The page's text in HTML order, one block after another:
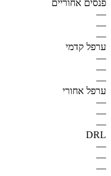
פנסים אחוריים
—
—
—
ערפל קדמי
—
—
—
ערפל אחורי
—
—
—
DRL
—
—
—